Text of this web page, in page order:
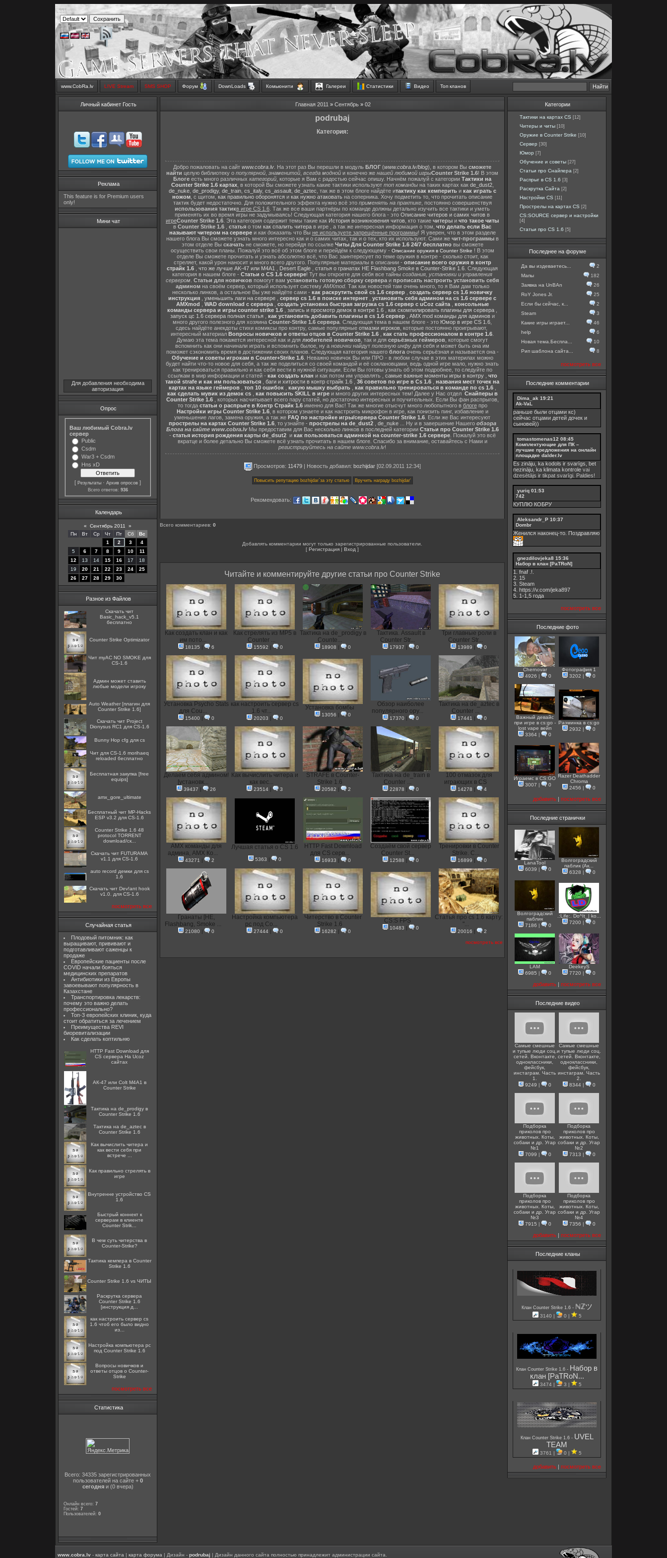
www.CobRa.lv LIVE Stream SMS SHOP Форум DownLoads Комьюнити Галереи Статистики Видео Топ кланов
Личный кабинет Гость
Реклама
This feature is for Premium users
only!
Мини чат
Для добавления необходима
авторизация
Опрос
Ваш любимый Cobra.lv
сервер
Public
Csdm
War3 + Csdm
Hns xD
[ Результаты · Архив опросов ]
Всего ответов: 936
Календарь
« Сентябрь 2011
»
Пн
Вт Ср Чт Пт Сб
Вс
1
2 3
4
5
6 7 8 9 10
11
12
13 14 15 16 17
18
19
20 21 22 23 24
25
26
27 28 29 30
Разное из Файлов
Скачать чит
Basic_hack_v5.1
бесплатно
Counter Strike Optimizator
Чит myAC NO SMOKE для
CS-1.6
Админ может ставить
любые модели игроку
Auto Weather [плагин для
Counter Strike 1.6]
Скачать чит Project
Dionysus RC1 для CS-1.6
Bunny Hop cfg для cs
Чит для CS-1.6 morihaeq
reloaded бесплатно
Бесплатная закупка [free
equips]
amx_gore_ultimate
Бесплатный чит MP-Hacks
ESP v3.2 для CS-1.6
Counter Strike 1.6 48
protocol TORRENT
download/ск...
Скачать чит FUTURAMA
v1.1 для CS-1.6
auto record демки для cs
1.6
Скачать чит Dev!ant hook
v1.0. для CS-1.6
посмотреть все
Случайная статья
Плодовый питомник: как
выращивают, прививают и
подготавливают саженцы к
продаже
Европейские пациенты после
COVID начали бояться
медицинских препаратов
Антибиотики из Европы
завоевывают популярность в
Казахстане
Транспортировка лекарств:
почему это важно делать
профессионально?
Топ-3 европейских клиник, куда
стоит обратиться за лечением
Преимущества REVI
биоревитализации
Как сделать коптильню
HTTP Fast Download для
CS сервера На Ucoz
сайтах
АК-47 или Colt M4A1 в
Counter Strike
Тактика на de_prodigy в
Counter Strike 1.6
Тактика на de_aztec в
Counter Strike 1.6
Как вычислить читера и
как вести себя при
встрече ...
Как правильно стрелять в
игре
Внутренне устройство CS
1.6
Быстрый коннект к
серверам в клиенте
Counter Strik...
В чем суть читерства в
Counter-Strike?
Тактика кемпера в Counter
Strike 1.6
Counter Strike 1.6 vs ЧИТЫ
Раскрутка сервера
Counter Strike 1.6
[инструкция д...
как настроить сервер cs
1.6 чтоб его было видно
из...
Настройка компьютера pc
под Counter Strike 1.6
Вопросы новичков и
ответы отцов о Counter-
Strike
посмотреть все
Статистика
Всего: 34335 зарегистрированных
пользователей на сайте + 0
сегодняи (0 вчера)
Онлайн всего: 7
Гостей: 7
Пользователей: 0
Главная 2011 » Сентябрь » 02
podrubaj
Категория:
Добро пожаловать на сайт www.cobra.lv . На этот раз Вы перешли в модуль БЛОГ (www.cobra.lv/blog), в котором Вы сможете
найти целую библиотеку о популярной знаменитой всегда модной и конечно же нашей любимой игрыCounter Strike 1.6! В этом
Блоге есть много различных категорий , которые я Вам с радостью сейчас опишу. Начнём пожалуй с категории Тактики на
Counter Strike 1.6 картах, в которой Вы сможете узнать какие тактики используют топ командына таких картах как de_dust2,
de_nuke, de_prodigy, de_train, cs_italy, cs_assault, de_aztec , так же в этом блоге найдёте итактику как кемперитьи как играть с
ножом , с щитом, как правильно оборонятся и как нужно атаковать на соперника. Хочу подметить то, что прочитать описание
тактик будет недостаточно. Для положительного эффекта нужно всё это применять на практике, постоянно совершенствуя
использования тактикв игре CS 1.6 . Так же все ваши партнёры по команде должны детально изучить все тактики и уметь
применять их во время игры не задумываясь! Следующая категория нашего блога - это Описание читеров и самих читов в
игреCounter Strike 1.6 . Эта категория содержит темы такие как История возникновения читов , кто такие читеры и что такое читы
в Counter Strike 1.6 статья о том как спалить читера в игре , а так же интересная информация о том, что делать если Вас
называют читером на сервереи как доказать что Вы не используете запрещённые программы! Я уверен, что в этом разделе
нашего блога Вы сможете узнать много интересно как и о самих читах, так и о тех, кто их используют. Сами же чит-программыв
этом отделе Вы скачатьне сможете, но перейдя по ссылке Читы Для Counter Strike 1.6 24/7 бесплатновы сможете
осуществить свои планы. Пожалуй это всё об этом блоге и перейдём к следующему - Описание оружия в Counter Strike ! В этом
отделе Вы сможете прочитать и узнать абсолютно всё, что Вас заинтересует по теме оружия в контре - сколько стоит, как
стреляет, какой урон наносит и много всего другого. Популярные материалы в описании - описание всего оружия в контр
страйк 1.6
что же лучше AK-47 или M4A1 Desert Eagle статья о гранатах HE Flashbang Smoke в Counter-Strike 1.6 . Следующая
категория в нашем блоге - Статьи о CS 1.6 сервере! Тут вы откроете для себя все тайны создания, установки и управления
сервером Статьи для новичков помогут вам установить готовую сборку сервера и прописать настроить установить себя
админомна своём сервер, который использует систему AMXmod. Так как новостей там очень много, то я Вам дам только
несколько линков, а остальное Вы уже найдёте сами - как раскрутить свой cs 1.6 сервер
создать сервер cs 1.6 новичку
инструкция
уменьшить лаги на сервере сервер cs 1.6 в поиске интернет
установить себя админом на cs 1.6 сервере с
AMXmod
WAD download с сервера, создать установка быстрая загрузка cs 1.6 сервер с uCoz сайта, консольные
команды сервера и игры counter strike 1.6
запись и просмотр демок в контре 1.6 как скомпилировать плагины для сервера
запуск цс 1.6 сервера полная статья, как установить добавить плагины в cs 1.6 сервер, AMX mod команды для админови
много другого полезного для хозяина Counter-Strike 1.6 сервера . Следующая тема в нашем блоге - это Юмор в игре CS 1.6
сдесь найдёте анекдоты стихи комиксы про контру, самые популярные отмазки игроков , которые постоянно проигрывают,
интересный материал Вопросы новичков и ответы отцов в Counter Strike 1.6 как стать профессионалом в контре 1.6
Думаю эта тема покажется интересной как и для любителей новичков , так и для серьёзных геймеров , которые смогут
вспомнить как они начинали играть и вспомнить былое, ну а новички найдут полезную инфу для себя и может быть она им
поможет сэкономить время в достижении своих планов. Следующая категория нашего блогаочень серьёзная и называется она -
Обучение и советы игрокам в Counter+Strike 1.6. Неважно новичок Вы или ПРО - в любом случае в этих материлах можно
будет найти что-то новое для себя, а так же поделиться со своей командой и её соклановцами, ведь одной игре мало, нужно знать
как тренироваться правильно и как себя вести в нужной ситуации. Если Вы готовы узнать об этом подробнее, то следуйте по
ссылкам в мир информации и статей - как создать клан и как потом им управлять , самые важные моменты игры в контру, что
такой strafe и как им пользоваться
баги и хитрости в контр страйк 1.6 36 советов по игре в Cs 1.6
названия мест точек на
картах на языке геймеров, топ 10 ошибок, какую мышку выбрать, как правильно тренироваться в команде по cs 1.6,
как сделать мувик из демок cs, как повысить SKILL в игреи много других интересных тем! Далее у Нас отдел Снайперы в
Counter Strike 1.6, которых насчитывает всего пару статей, но достаточно интересных и поучительных. Если Вы фан распрыгов,
то тогда статьи о распрыге в Контр Страйк 1.6именно для Вас! Так же многие отысчут много любопытного в блогепро
Настройки игры Counter Strike 1.6, в котором узнаете и как настроить микрофон в игре, как понизить пинг, избавление и
уменьшение лагов, замена оружия, а так же FAQ по настройке игры/сервера Counter Strike 1.6 . Если же Вас интересуют
прострелы на картах Counter Strike 1.6, то узнайте - прострелы на de_dust2, de_nuke... Ну и в завершение Нашего обзора
Блога на сайте www.cobra.lvМы предоставим для Вас несколько линков в последней категории Статьи про Counter Strike 1.6
- статья история рождения карты de_dsut2и как пользоваться админкой на counter-strike 1.6 сервере. Пожалуй это всё
вкратце и более детально Вы сможете всё узнать прочитать в нашем блоге. Спасибо за внимание, оставайтесь с Нами и
регистрируйтесь на сайте www.cobra.lv!
Просмотров: 11479| Новость добавил: bozhijdar[02.09.2011 12:34]
Рекомендовать:
Всего комментариев: 0
Добавлять комментарии могут только зарегистрированные пользователи.
[ Регистрация | Вход ]
Читайте и комментируйте другие статьи про Counter Strike
Как создать клан и как
им пото...
18135 | 6
Как стрелять из MP5 в
Counter ...
15592 | 0
Тактика на de_prodigy в
Counte...
18908 | 0
Тактика. Assault в
Counter Str...
17937 | 0
Три главные роли в
Counter Str...
13989 | 0
Установка Psycho Stats
для Cou...
15400 | 0
как настроить сервер cs
1.6 чт...
20203 | 0
Установка бомбы
13056 | 0
Обзор наиболее
популярного ору...
17370 | 0
Тактика на de_aztec в
Counter ...
17441 | 0
Делаем себя админом!
[установк...
39437 | 26
Как вычислить читера и
как вес...
23514| 3
STRAFE в Counter-
Strike 1.6
20582 | 2
Тактика на de_train в
Counter ...
22878 | 0
100 отмазок для
играющих в CS
14278 | 4
AMX команды для
админа, AMX Ко...
43271 | 2
Лучшая статья о CS 1.6
5363 | 0
HTTP Fast Download
для CS серв...
16933 | 0
Создаём свой сервер
Counter St...
12588 | 0
Тренировки в Counter
Strike. С...
16899 | 0
Гранаты [HE,
Flashbang, Smoke ...
21080 | 0
Настройка компьютера
pc под Co...
27444| 0
Читерство в Counter
Strike 1.6
16282 | 0
CS:S FPS
10483 | 0
Статья про cs 1.6 карту:
"...
20016 |
2
посмотреть все
Категории
Тактики на картах CS [12]
Читеры и читы [10]
Оружие в Counter Strike [10]
Сервер [30]
Юмор [7]
Обучение и советы [27]
Статьи про Снайпера [2]
Распрыг в CS 1.6 [3]
Раскрутка Сайта [2]
Настройки CS [11]
Прострелы на картах CS [2]
CS:SOURCE сервер и настройки
[4]
Статьи про CS 1.6 [5]
Последнее на форуме
Да вы издеваетесь...
2
Мапы
182
Заявка на UnBAn
26
RoY Jones Jr.
25
Если бы сейчас, к...
2
Steam
3
Какие игры играет...
46
help
6
Новая тема.Беспла...
10
Рип шаблона сайта...
8
посмотреть все
Последние комментарии
Dima_ak 19:21
Ak-VaL
раньше были отцами кс)
сейчас отцами детей дочек и
сыновей))
tomastomenas12 08:45
Комплектующие для ПК –
лучшие предложения на онлайн
площадке dalder.lv
Es zināju, ka kodols ir svarīgs, bet
nezināju, ka klimata kontrole vai
dzesētājs ir tikpat svarīgi. Paldies!
yuriq 01:53
742
КУПЛЮ КОБРУ
Aleksandr_P 10:37
Dombr
Женился наконец-то. Поздравляю
gnezdilovjeka8 15:36
Набор в клан [PaTRoN]
1. fnaf .!.
2. 15
3. Steam
4. https://v.com/jeka897
5. 1-1,5 годa
посмотреть все
Последние фото
Chernovar
4926 | 0
Фотография 1
3202 | 0
Важный девайс
при игре в cs:go -
lost vape вейп
3364 | 0
Разминка в cs:go
2932 | 0
Играемс в CS:GO
3007 | 0
Razer Deathadder
Chroma
2456 | 0
добавить | посмотреть все
Последние странички
LanaTool
6039 | 0
Волгоградский
паблик (Ак...
6328 | 0
Волгоградский
паблик
7186 | 0
.:Life:. Do^It_| ko...
7200 | 0
LAM
6985 | 0
DeekeyS
7720 | 0
добавить | посмотреть все
Последние видео
Самые смешные
и тупые люди соц.
сетей. Вконтакте,
одноклассники,
фейсбук,
инстаграм. Часть
1.
9249 | 0
Самые смешные
и тупые люди соц.
сетей. Вконтакте,
одноклассники,
фейсбук,
инстаграм. Часть
2.
8344| 0
Подборка
приколов про
животных. Коты,
собаки и др. Угар
№1
7099 | 0
Подборка
приколов про
животных. Коты,
собаки и др. Угар
№2
7313 | 0
Подборка
приколов про
животных. Коты,
собаки и др. Угар
№3
7915 | 0
Подборка
приколов про
животных. Коты,
собаки и др. Угар
№4
7356 | 0
добавить | посмотреть все
Последние кланы
Клан Counter Strike 1.6 - ℕℤツ
3140 | 0 | 5
Клан Counter Strike 1.6 - Набор в
клан [PaTRoN...
3474 | 3 | 5
Клан Counter Strike 1.6 - UVEL
TEAM
3761 | 0 | 5
добавить | посмотреть все
www.cobra.lv - карта сайта | карта форума | Дизайн - podrubaj | Дизайн данного сайта полностью принадлежит администрации сайта.